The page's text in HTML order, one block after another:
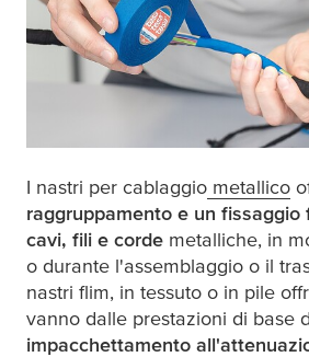
I nastri per cablaggio metallico
raggruppamento e un fissaggio
cavi, fili e corde metalliche, in
o durante l'assemblaggio o il
nastri flim, in tessuto o in pile
vanno dalle prestazioni di base
impacchettamento